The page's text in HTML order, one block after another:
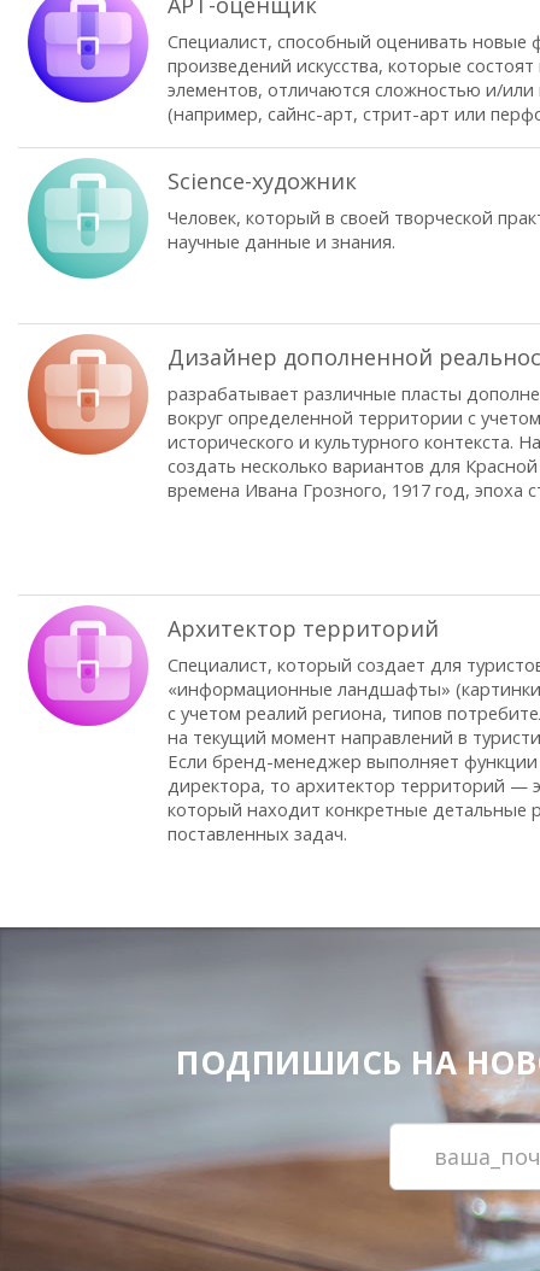
Специалист, способный оценивать новые
произведений искусства, которые
элементов, отличаются сложностью и/
(например, сайнс-арт, стрит-арт или
Science-художник
Человек, который в своей творческой
научные данные и знания.
Дизайнер дополненной
разрабатывает различные пласты
вокруг определенной территории с
исторического и культурного контекста.
создать несколько вариантов для
времена Ивана Грозного, 1917 год, эпоха
Архитектор территорий
Специалист, который создает для
«информационные ландшафты»
с учетом реалий региона, типов
на текущий момент направлений в
Если бренд-менеджер выполняет функции
директора, то архитектор территорий —
который находит конкретные детальные
поставленных задач.
ПОДПИШИСЬ НА